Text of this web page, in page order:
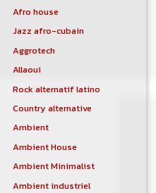
Afro house
Jazz afro-cubain
Aggrotech
Allaoui
Rock alternatif latino
Country alternative
Ambient
Ambient House
Ambient Minimalist
Ambient industriel